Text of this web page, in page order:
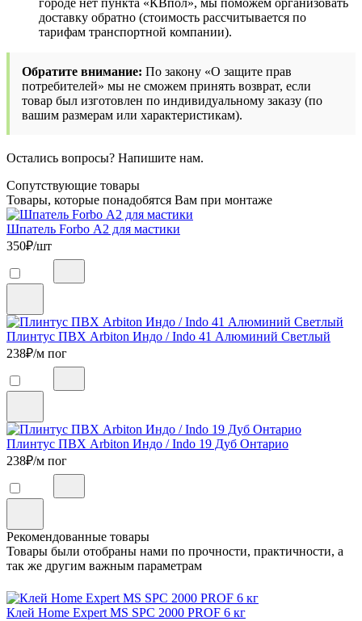
доставку обратно (стоимость рассчитывается по
тарифам транспортной компании).
Обратите внимание: По закону «О защите прав
потребителей» мы не сможем принять возврат, если
товар был изготовлен по индивидуальному заказу (по
вашим размерам или характеристикам).
Остались вопросы? Напишите нам.
Сопутствующие товары
Товары, которые понадобятся Вам при монтаже
Шпатель Forbo А2 для мастики
350₽/шт
Плинтус ПВХ Arbiton Индо / Indo 41 Алюминий Светлый
238₽/м пог
Плинтус ПВХ Arbiton Индо / Indo 19 Дуб Онтарио
238₽/м пог
Рекомендованные товары
Товары были отобраны нами по прочности, практичности, а
так же другим важным параметрам
Клей Home Expert MS SPC 2000 PROF 6 кг